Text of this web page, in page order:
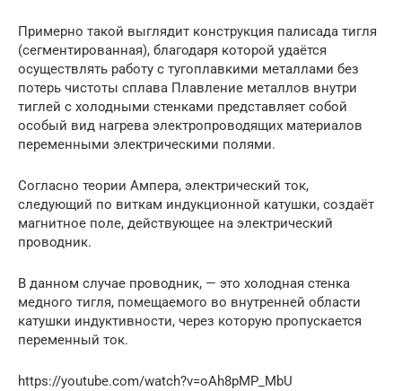
Примерно такой выглядит конструкция палисада тигля
(сегментированная), благодаря которой удаётся
осуществлять работу с тугоплавкими металлами без
потерь чистоты сплава Плавление металлов внутри
тиглей с холодными стенками представляет собой
особый вид нагрева электропроводящих материалов
переменными электрическими полями.
Согласно теории Ампера, электрический ток,
следующий по виткам индукционной катушки, создаёт
магнитное поле, действующее на электрический
проводник.
В данном случае проводник, — это холодная стенка
медного тигля, помещаемого во внутренней области
катушки индуктивности, через которую пропускается
переменный ток.
https://youtube.com/watch?v=oAh8pMP_MbU